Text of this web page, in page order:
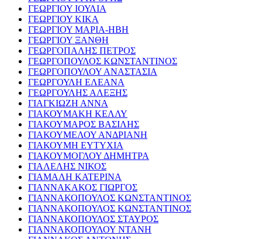
ΓΕΩΡΓΙΟΥ ΙΟΥΛΙΑ
ΓΕΩΡΓΙΟΥ ΚΙΚΑ
ΓΕΩΡΓΙΟΥ ΜΑΡΙΑ-ΗΒΗ
ΓΕΩΡΓΙΟΥ ΞΑΝΘΗ
ΓΕΩΡΓΟΠΑΛΗΣ ΠΕΤΡΟΣ
ΓΕΩΡΓΟΠΟΥΛΟΣ ΚΩΝΣΤΑΝΤΙΝΟΣ
ΓΕΩΡΓΟΠΟΥΛΟΥ ΑΝΑΣΤΑΣΙΑ
ΓΕΩΡΓΟΥΛΗ ΕΛΕΑΝΑ
ΓΕΩΡΓΟΥΛΗΣ ΑΛΕΞΗΣ
ΓΙΑΓΚΙΩΖΗ ΑΝΝΑ
ΓΙΑΚΟΥΜΑΚΗ ΚΕΛΛΥ
ΓΙΑΚΟΥΜΑΡΟΣ ΒΑΣΙΛΗΣ
ΓΙΑΚΟΥΜΕΛΟΥ ΑΝΔΡΙΑΝΗ
ΓΙΑΚΟΥΜΗ ΕΥΤΥΧΙΑ
ΓΙΑΚΟΥΜΟΓΛΟΥ ΔΗΜΗΤΡΑ
ΓΙΑΛΕΛΗΣ ΝΙΚΟΣ
ΓΙΑΜΑΛΗ ΚΑΤΕΡΙΝΑ
ΓΙΑΝΝΑΚΑΚΟΣ ΓΙΩΡΓΟΣ
ΓΙΑΝΝΑΚΟΠΟΥΛΟΣ ΚΩΝΣΤΑΝΤΙΝΟΣ
ΓΙΑΝΝΑΚΟΠΟΥΛΟΣ ΚΩΝΣΤΑΝΤΙΝΟΣ
ΓΙΑΝΝΑΚΟΠΟΥΛΟΣ ΣΤΑΥΡΟΣ
ΓΙΑΝΝΑΚΟΠΟΥΛΟΥ ΝΤΑΝΗ